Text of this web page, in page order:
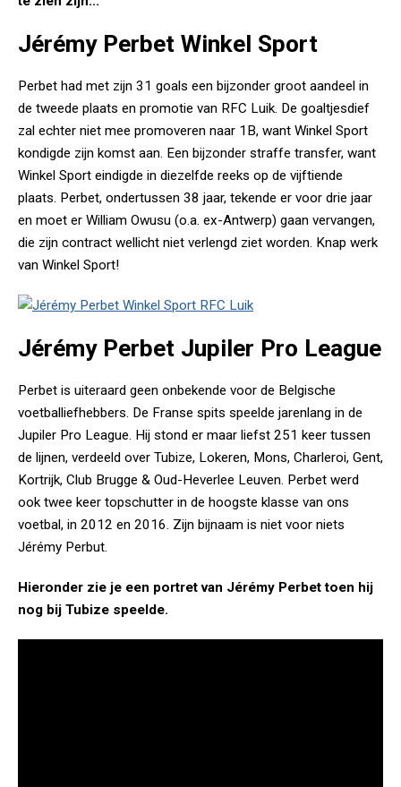
Jérémy Perbet Winkel Sport
Perbet had met zijn 31 goals een bijzonder groot aandeel in
de tweede plaats en promotie van RFC Luik. De goaltjesdief
zal echter niet mee promoveren naar 1B, want Winkel Sport
kondigde zijn komst aan. Een bijzonder straffe transfer, want
Winkel Sport eindigde in diezelfde reeks op de vijftiende
plaats. Perbet, ondertussen 38 jaar, tekende er voor drie jaar
en moet er William Owusu (o.a. ex-Antwerp) gaan vervangen,
die zijn contract wellicht niet verlengd ziet worden. Knap werk
van Winkel Sport!
Jérémy Perbet Jupiler Pro League
Perbet is uiteraard geen onbekende voor de Belgische
voetballiefhebbers. De Franse spits speelde jarenlang in de
Jupiler Pro League. Hij stond er maar liefst 251 keer tussen
de lijnen, verdeeld over Tubize, Lokeren, Mons, Charleroi, Gent,
Kortrijk, Club Brugge & Oud-Heverlee Leuven. Perbet werd
ook twee keer topschutter in de hoogste klasse van ons
voetbal, in 2012 en 2016. Zijn bijnaam is niet voor niets
Jérémy Perbut.
Hieronder zie je een portret van Jérémy Perbet toen hij
nog bij Tubize speelde.